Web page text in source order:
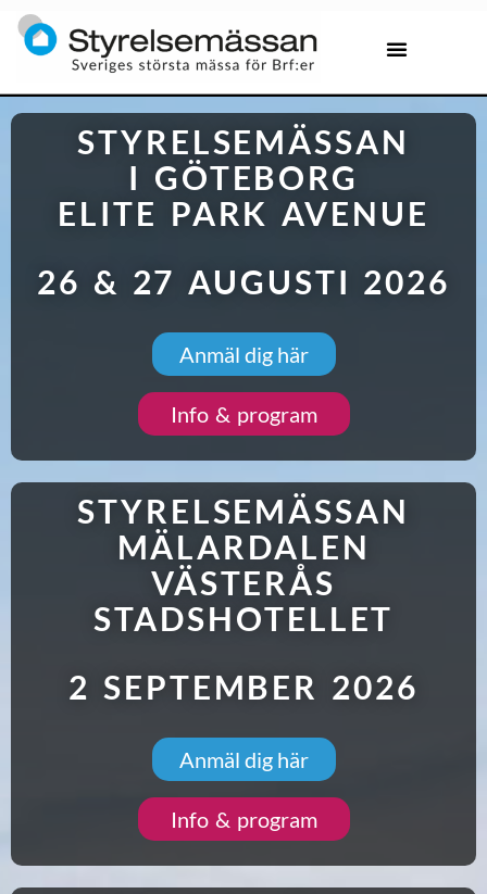
STYRELSEMÄSSAN
I GÖTEBORG
ELITE PARK AVENUE
26 & 27 AUGUSTI 2026
Anmäl dig här
Info & program
STYRELSEMÄSSAN
MÄLARDALEN
VÄSTERÅS
STADSHOTELLET
2 SEPTEMBER 2026
Anmäl dig här
Info & program